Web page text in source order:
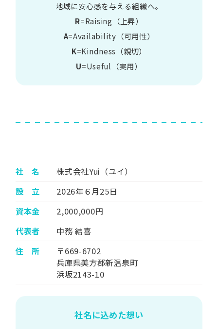
地域に​安心感を​与える​組織へ。
R=Raising（上昇）
A=Availability​（可用性）
K=Kindness​（親切）
U=Useful​（実用）​
社 名
株式会社Yui（ユイ）
設 立
2026年６月25日
資本金
2,000,000円
代表者
中務 結喜
住 所
〒669-6702
兵庫県美方郡新温泉町
浜坂2143-10
社名に込めた想い